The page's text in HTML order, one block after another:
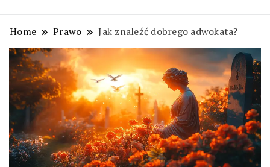
Home Prawo Jak znaleźć dobrego adwokata?